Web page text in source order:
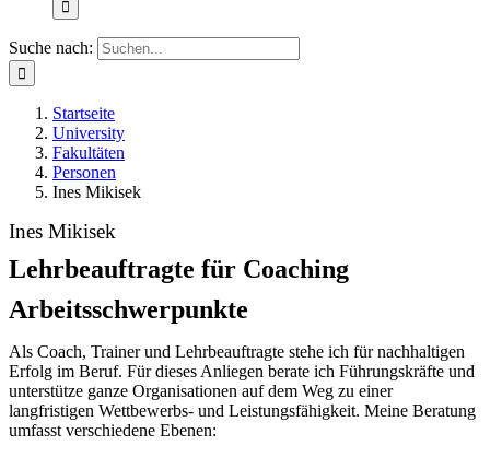
Suche nach:
Startseite
University
Fakultäten
Personen
Ines Mikisek
Ines Mikisek
Lehrbeauftragte für Coaching
Arbeitsschwerpunkte
Als Coach, Trainer und Lehrbeauftragte stehe ich für nachhaltigen
Erfolg im Beruf. Für dieses Anliegen berate ich Führungskräfte und
unterstütze ganze Organisationen auf dem Weg zu einer
langfristigen Wettbewerbs- und Leistungsfähigkeit. Meine Beratung
umfasst verschiedene Ebenen: